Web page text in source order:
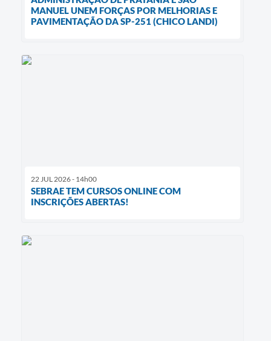
MANUEL UNEM FORÇAS POR MELHORIAS E
PAVIMENTAÇÃO DA SP-251 (CHICO LANDI)
22 JUL 2026 - 14h00
SEBRAE TEM CURSOS ONLINE COM
INSCRIÇÕES ABERTAS!